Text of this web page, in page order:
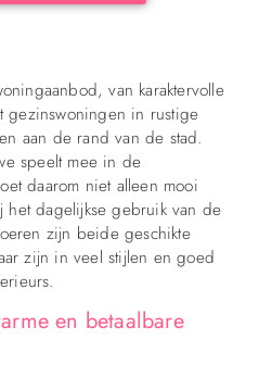
van karaktervolle
gezinswoningen in rustige
aan de rand van de stad.
speelt mee in de
daarom niet alleen mooi
het dagelijkse gebruik van de
zijn beide geschikte
zijn in veel stijlen en goed
en betaalbare